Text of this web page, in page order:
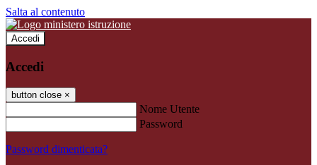
Salta al contenuto
Accedi
Accedi
button close ×
Nome Utente
Password
Password dimenticata?